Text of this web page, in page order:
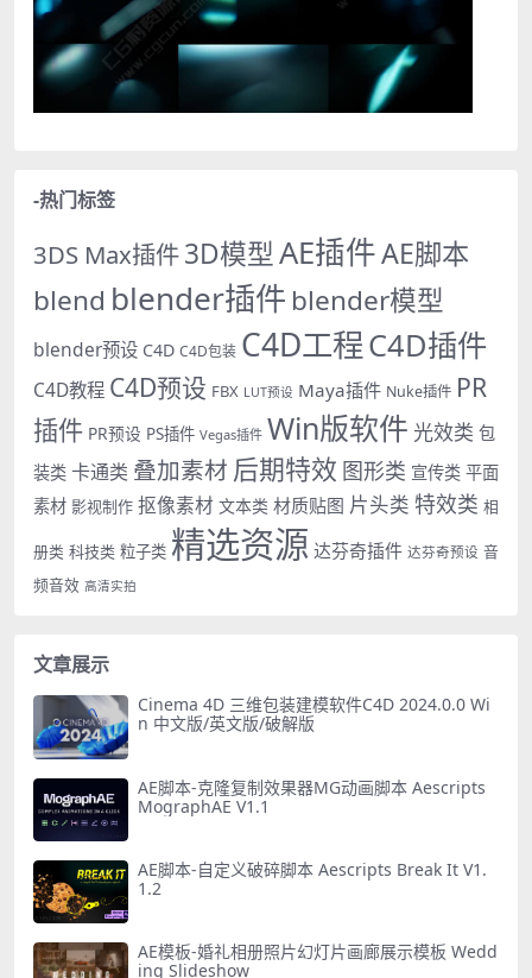
-热门标签
3DS Max插件3D模型AE插件AE脚本
blend blender插件 blender模型
blender预设 C4D C4D包装 C4D工程C4D插件
C4D教程 C4D预设 FBX LUT预设 Maya插件 Nuke插件 PR
插件 PR预设 PS插件 Vegas插件 Win版软件 光效类 包
装类 卡通类 叠加素材 后期特效 图形类 宣传类 平面
素材 影视制作 抠像素材 文本类 材质贴图 片头类 特效类 相
册类 科技类 粒子类 精选资源 达芬奇插件 达芬奇预设 音
频音效 高清实拍
文章展示
Cinema 4D 三维包装建模软件C4D 2024.0.0 Wi
n 中文版/英文版/破解版
AE脚本-克隆复制效果器MG动画脚本 Aescripts
MographAE V1.1
AE脚本-自定义破碎脚本 Aescripts Break It V1.
1.2
AE模板-婚礼相册照片幻灯片画廊展示模板 Wedd
ing Slideshow